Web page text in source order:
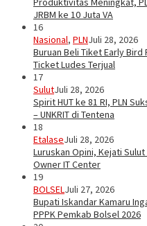
JRBM ke 10 Juta VA
16
Nasional, PLNJuli 28, 2026
Buruan Beli Tiket Early Bird
Ticket Ludes Terjual
17
SulutJuli 28, 2026
Spirit HUT ke 81 RI, PLN
– UNKRIT di Tentena
18
EtalaseJuli 28, 2026
Luruskan Opini, Kejati Sulut
Owner IT Center
19
BOLSELJuli 27, 2026
Bupati Iskandar Kamaru
PPPK Pemkab Bolsel 2026